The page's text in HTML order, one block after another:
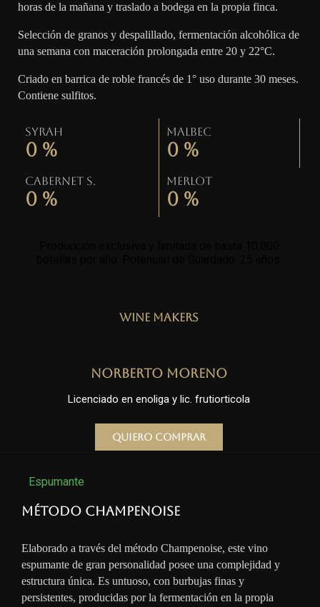
horas de la mañana y traslado a bodega en la propia finca.
Selección de granos y despalillado, fermentación alcohólica de
una semana con maceración prolongada entre 20 y 22°C.
Criado en barrica de roble francés de 1° uso durante 30 meses.
Contiene sulfitos.
Syrah
0 %
Malbec
0 %
Cabernet S.
0 %
Merlot
0 %
Wine Makers
Norberto Moreno
Licenciado en enoliga y lic. frutiorticola
Quiero comprar
Espumante
Método Champenoise
Elaborado a través del método Champenoise, este vino
espumante de gran personalidad posee una complejidad y
estructura única. Es untuoso, con burbujas finas y
persistentes, producidas por la fermentación en la propia